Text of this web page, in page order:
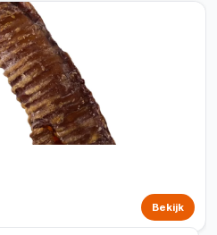
Bekijk